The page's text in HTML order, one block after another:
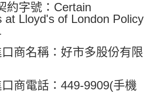
約字號：Certain
at Lloyd's of London Policy
商名稱：好市多股份有限
商電話：449-9909(手機